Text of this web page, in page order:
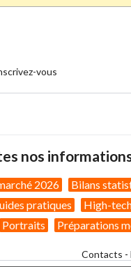
vous
nos
2026 Bilans
pratiques High-
Portraits Préparations
Contacts -